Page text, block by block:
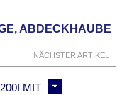
ABDECKHAUBE
NÄCHSTER ARTIKEL
MIT